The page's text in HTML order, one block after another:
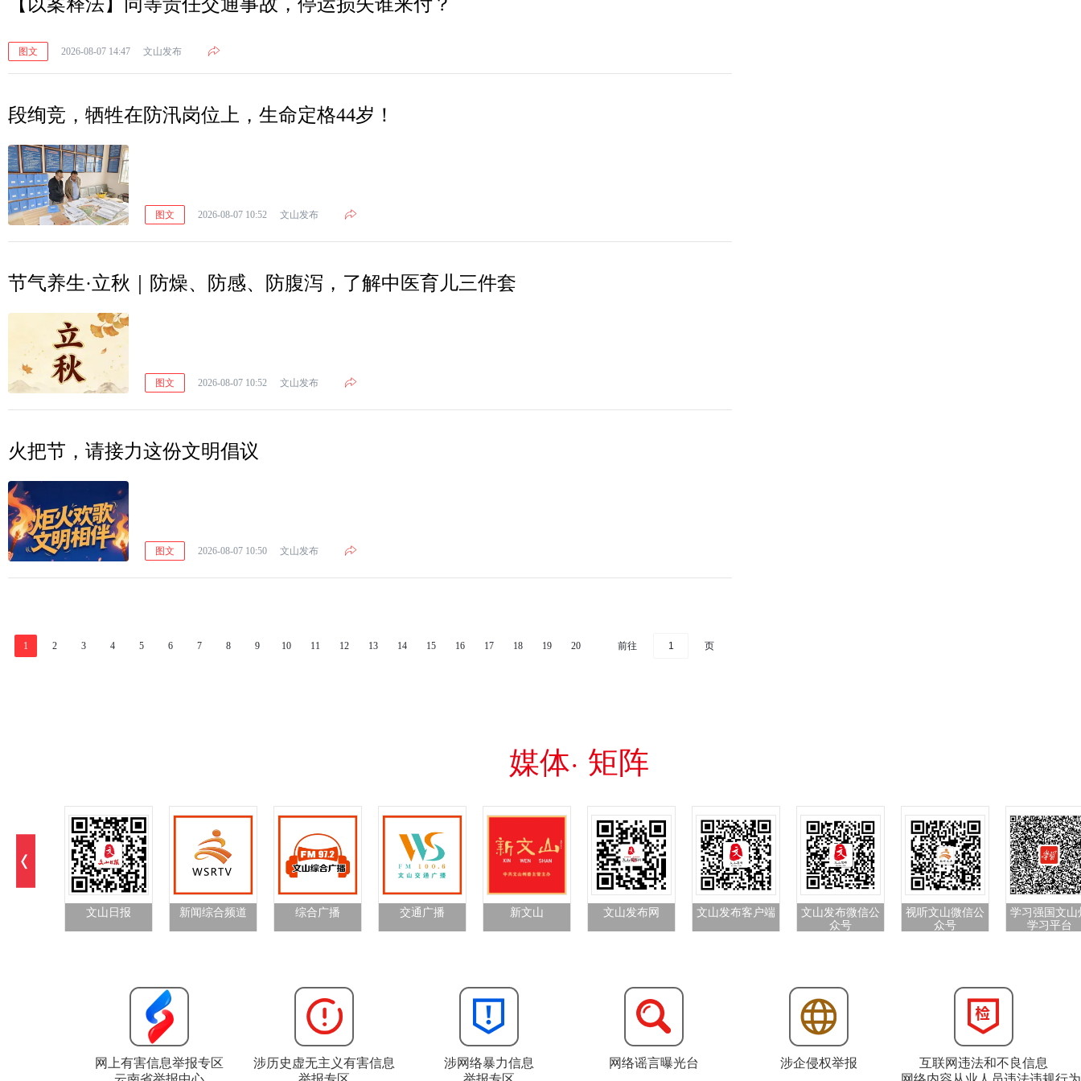
图文 2026-08-07 14:47 文山发布
段绚竞，牺牲在防汛岗位上，生命定格44岁！
图文 2026-08-07 10:52 文山发布
节气养生·立秋｜防燥、防感、防腹泻，了解中医育儿三件套
图文 2026-08-07 10:52 文山发布
火把节，请接力这份文明倡议
图文 2026-08-07 10:50 文山发布
1 2 3 4 5 6 7 8 9 10 11 12 13 14 15 16 17 18 19 20 前往 页
媒体· 矩阵
文山日报 新闻综合频道 综合广播 交通广播 新文山 文山发布网 文山发布客户端
文山发布微信公
众号
视听文山微信公
众号
学习强国文山
学习平台
网上有害信息举报专区
涉历史虚无主义有害信息
涉网络暴力信息
网络谣言曝光台 涉企侵权举报
互联网违法和不良信息